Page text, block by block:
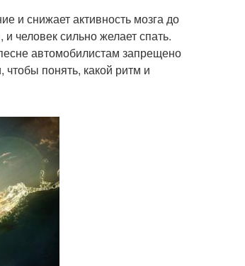
и снижает активность мозга до
человек сильно желает спать.
автомобилистам запрещено
понять, какой ритм и